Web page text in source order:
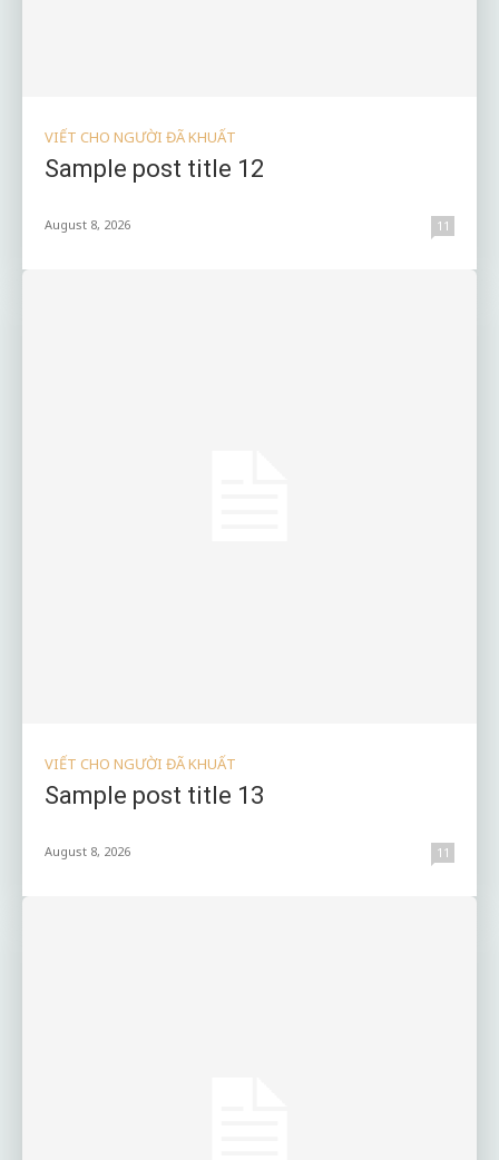
VIẾT CHO NGƯỜI ĐÃ KHUẤT
Sample post title 12
August 8, 2026 11
VIẾT CHO NGƯỜI ĐÃ KHUẤT
Sample post title 13
August 8, 2026 11